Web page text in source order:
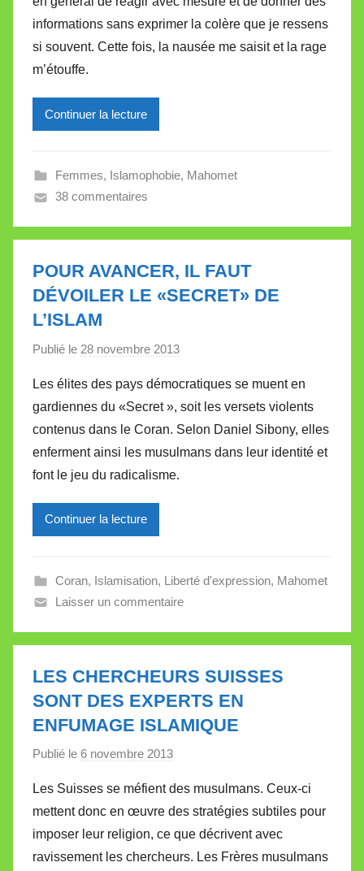
i
r
e
a
e
t
e
informations sans exprimer la colère que je ressens
si souvent. Cette fois, la nausée me saisit et la rage
m’étouffe.
Continuer la lecture
Femmes, Islamophobie, Mahomet
38 commentaires
POUR AVANCER, IL FAUT
DÉVOILER LE «SECRET» DE
L’ISLAM
Publié le 28 novembre 2013
r
M
i
r
V
a
l
t
e
Les élites des pays démocratiques se muent en
gardiennes du «Secret », soit les versets violents
contenus dans le Coran. Selon Daniel Sibony, elles
enferment ainsi les musulmans dans leur identité et
font le jeu du radicalisme.
Continuer la lecture
Coran, Islamisation, Liberté d'expression, Mahomet
Laisser un commentaire
LES CHERCHEURS SUISSES
SONT DES EXPERTS EN
ENFUMAGE ISLAMIQUE
Publié le 6 novembre 2013
r
M
i
r
Les Suisses se méfient des musulmans. Ceux-ci
mettent donc en œuvre des stratégies subtiles pour
imposer leur religion, ce que décrivent avec
ravissement les chercheurs. Les Frères musulmans